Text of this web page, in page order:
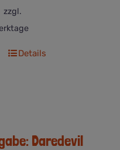
zzgl.
Details
Daredevil